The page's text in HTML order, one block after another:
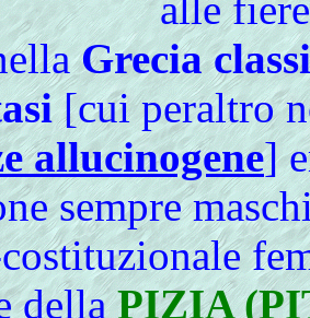
Grecia
[cui peraltro
allucinogene]
sempre
dellaPIZIA